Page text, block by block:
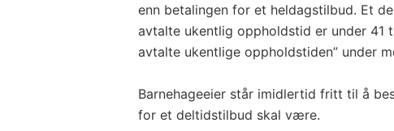
enn betalingen for et heldagstilbud. Et
avtalte ukentlig oppholdstid er under 41
avtalte ukentlige oppholdstiden” under
Barnehageeier står imidlertid fritt til å
for et deltidstilbud skal være.